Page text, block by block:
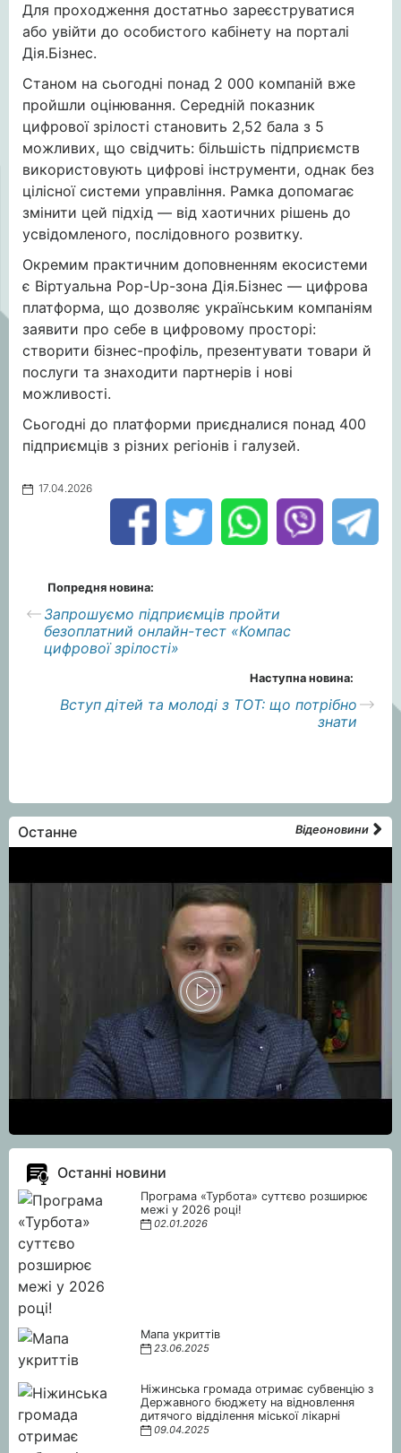
Для проходження достатньо зареєструватися
або увійти до особистого кабінету на порталі
Дія.Бізнес.
Станом на сьогодні понад 2 000 компаній вже
пройшли оцінювання. Середній показник
цифрової зрілості становить 2,52 бала з 5
можливих, що свідчить: більшість підприємств
використовують цифрові інструменти, однак без
цілісної системи управління. Рамка допомагає
змінити цей підхід — від хаотичних рішень до
усвідомленого, послідовного розвитку.
Окремим практичним доповненням екосистеми
є Віртуальна Pop-Up-зона Дія.Бізнес — цифрова
платформа, що дозволяє українським компаніям
заявити про себе в цифровому просторі:
створити бізнес-профіль, презентувати товари й
послуги та знаходити партнерів і нові
можливості.
Сьогодні до платформи приєдналися понад 400
підприємців з різних регіонів і галузей.
17.04.2026
Попредня новина:
Запрошуємо підприємців пройти
безоплатний онлайн-тест «Компас
цифрової зрілості»
Наступна новина:
Вступ дітей та молоді з ТОТ: що потрібно
знати
Останне Відеоновини
Останні новини
Програма «Турбота» суттєво розширює
межі у 2026 році!
02.01.2026
Мапа укриттів
23.06.2025
Ніжинська громада отримає субвенцію з
Державного бюджету на відновлення
дитячого відділення міської лікарні
09.04.2025